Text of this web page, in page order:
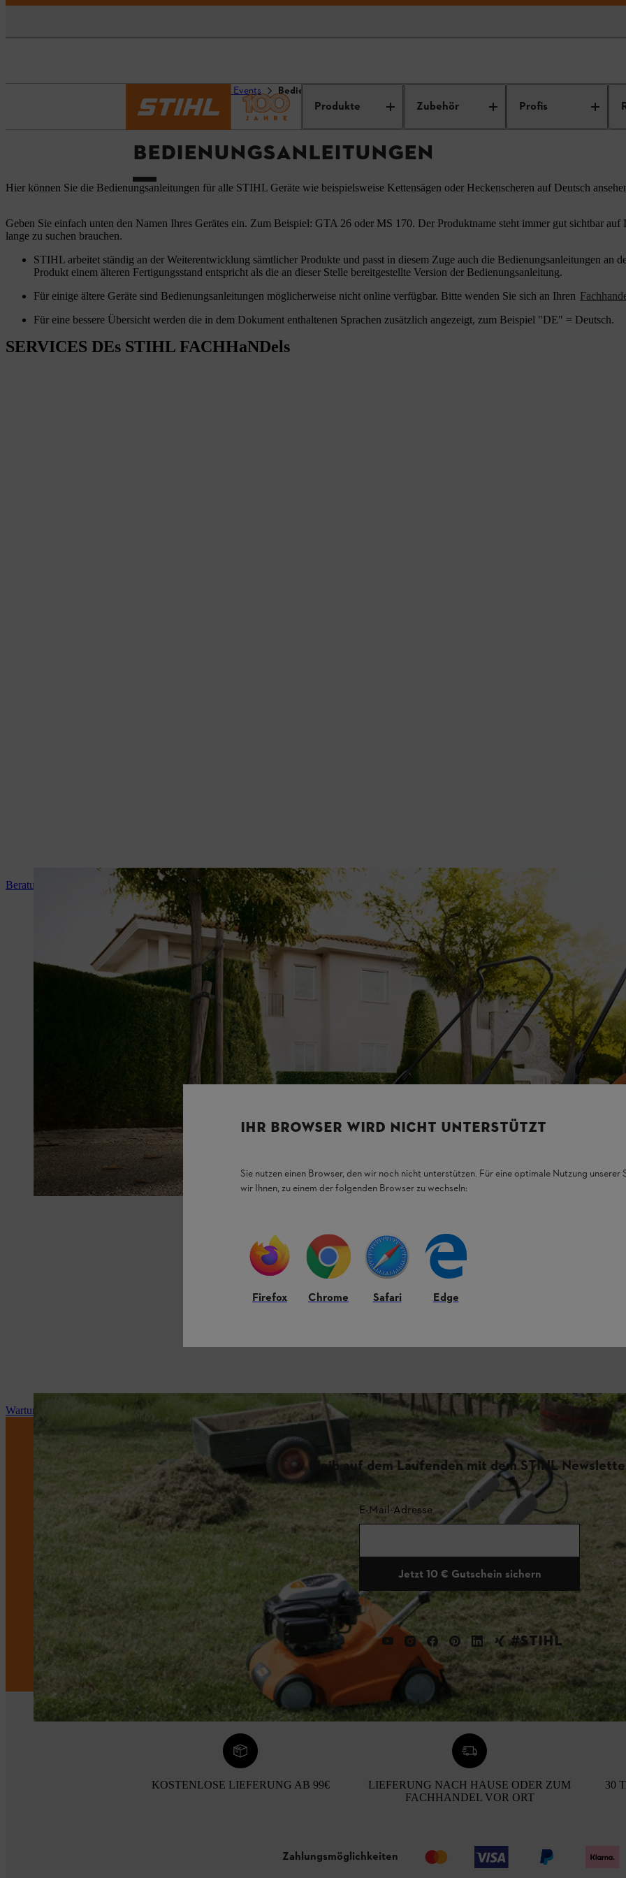
Produkte Zubehör Profis
Service und Events Bedienungsanleitungen
BEDIENUNGSANLEITUNGEN
Hier können Sie die Bedienungsanleitungen für alle STIHL Geräte wie beispielsweise Kettensägen oder Heckenscheren auf Deutsch
Geben Sie einfach unten den Namen Ihres Gerätes ein. Zum Beispiel: GTA 26 oder MS 170. Der Produktname steht immer gut sichtbar auf
lange zu suchen brauchen.
STIHL arbeitet ständig an der Weiterentwicklung sämtlicher Produkte und passt in diesem Zuge auch die Bedienungsanleitungen an
Produkt einem älteren Fertigungsstand entspricht als die an dieser Stelle bereitgestellte Version der Bedienungsanleitung.
Für einige ältere Geräte sind Bedienungsanleitungen möglicherweise nicht online verfügbar. Bitte wenden Sie sich an Ihren
Für eine bessere Übersicht werden die in dem Dokument enthaltenen Sprachen zusätzlich angezeigt, zum Beispiel "DE" = Deutsch.
SERVICES DEs STIHL FACHHaNDels
Beratung und Produkteinweisung
Wartung und Reparatur
Bleib auf dem Laufenden mit dem STIHL
E-Mail-Adresse
Jetzt 10 € Gutschein sichern
#STIHL
KOSTENLOSE LIEFERUNG AB 99€
LIEFERUNG NACH HAUSE ODER ZUM
FACHHANDEL VOR ORT
30
Zahlungsmöglichkeiten
IHR BROWSER WIRD NICHT UNTERSTÜTZT
Sie nutzen einen Browser, den wir noch nicht unterstützen. Für eine optimale Nutzung unserer
wir Ihnen, zu einem der folgenden Browser zu wechseln:
Firefox Chrome Safari Edge